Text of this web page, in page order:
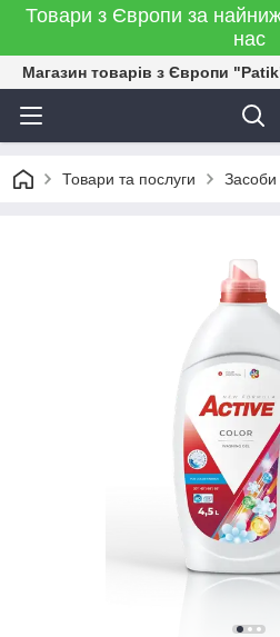
Товари з Європи за
нас
Магазин товарів з Європи
Товари та послуги Засоби